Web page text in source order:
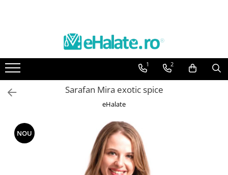
Toate Produsele
Bluze Unisex
Costume Unisex
Bluze unisex cu imprimeuri
Bluze Maria
1 2
Sarafan Mira exotic spice
eHalate
NOU